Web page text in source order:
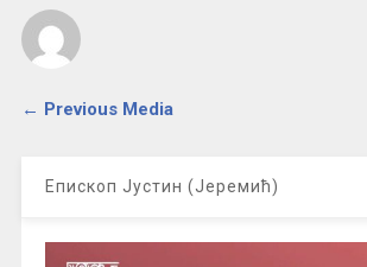
← Previous Media
Епископ Јустин (Јеремић)